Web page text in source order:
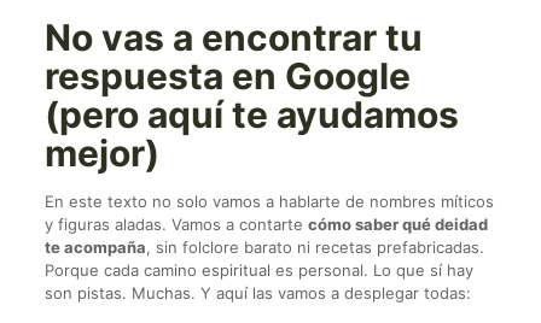
No vas a encontrar tu
respuesta en Google
(pero aquí te ayudamos
mejor)
En este texto no solo vamos a hablarte de nombres míticos
y figuras aladas. Vamos a contarte cómo saber qué deidad
te acompaña, sin folclore barato ni recetas prefabricadas.
Porque cada camino espiritual es personal. Lo que sí hay
son pistas. Muchas. Y aquí las vamos a desplegar todas: